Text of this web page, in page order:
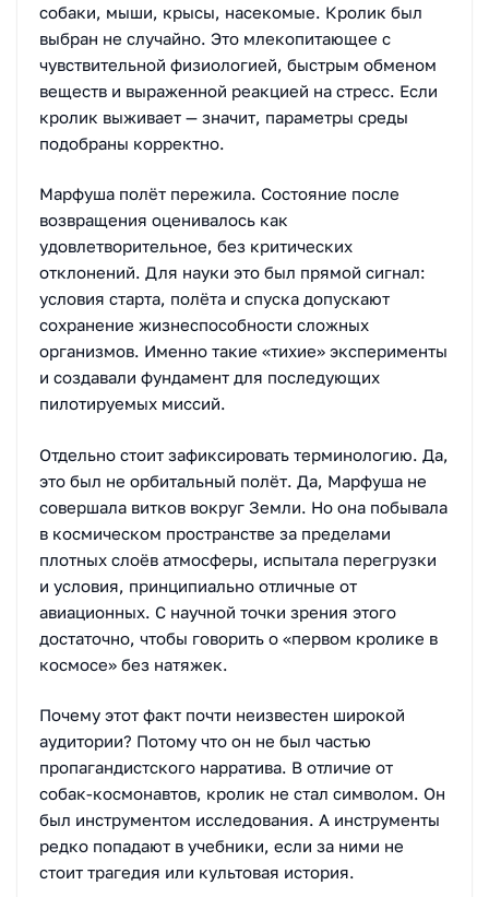
собаки, мыши, крысы, насекомые. Кролик был
выбран не случайно. Это млекопитающее с
чувствительной физиологией, быстрым обменом
веществ и выраженной реакцией на стресс. Если
кролик выживает — значит, параметры среды
подобраны корректно.
Марфуша полёт пережила. Состояние после
возвращения оценивалось как
удовлетворительное, без критических
отклонений. Для науки это был прямой сигнал:
условия старта, полёта и спуска допускают
сохранение жизнеспособности сложных
организмов. Именно такие «тихие» эксперименты
и создавали фундамент для последующих
пилотируемых миссий.
Отдельно стоит зафиксировать терминологию. Да,
это был не орбитальный полёт. Да, Марфуша не
совершала витков вокруг Земли. Но она побывала
в космическом пространстве за пределами
плотных слоёв атмосферы, испытала перегрузки
и условия, принципиально отличные от
авиационных. С научной точки зрения этого
достаточно, чтобы говорить о «первом кролике в
космосе» без натяжек.
Почему этот факт почти неизвестен широкой
аудитории? Потому что он не был частью
пропагандистского нарратива. В отличие от
собак-космонавтов, кролик не стал символом. Он
был инструментом исследования. А инструменты
редко попадают в учебники, если за ними не
стоит трагедия или культовая история.